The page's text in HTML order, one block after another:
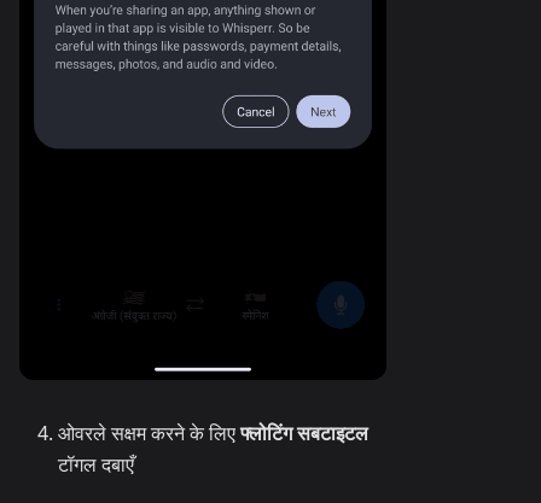
ओवरले सक्षम करने के लिएफ्लोटिंग सबटाइटल
टॉगल दबाएँ